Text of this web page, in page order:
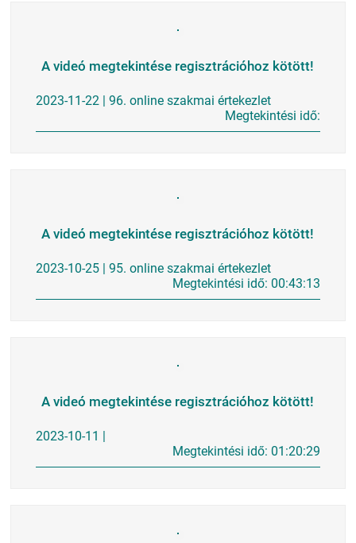
A videó megtekintése regisztrációhoz kötött!
2023-11-22 | 96. online szakmai értekezlet
Megtekintési idő:
A videó megtekintése regisztrációhoz kötött!
2023-10-25 | 95. online szakmai értekezlet
Megtekintési idő: 00:43:13
A videó megtekintése regisztrációhoz kötött!
2023-10-11 |
Megtekintési idő: 01:20:29